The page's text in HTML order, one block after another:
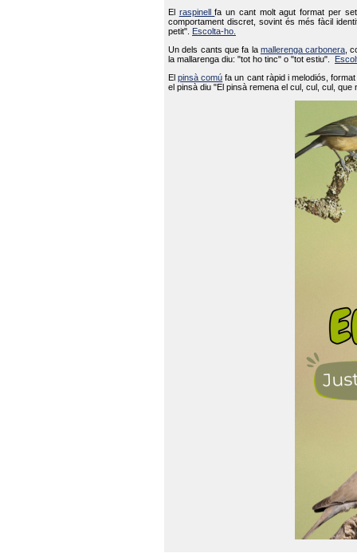
El raspinellfa un cant molt agut format per
comportament discret, sovint és més fàcil
petit".
Escolta-ho.
Un dels cants que fa la mallerenga carbonera ,
la mallarenga diu: "tot ho tinc" o "tot estiu".
Elpinsà comú fa un cant ràpid i melodiós,
el pinsà diu "El pinsà remena el cul, cul, cul,